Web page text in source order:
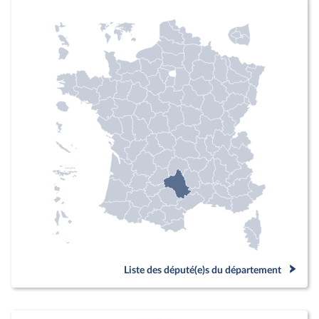
Liste des député(e)s du département